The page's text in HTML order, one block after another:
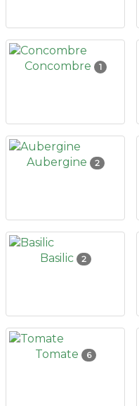
Concombre 1
Aubergine 2
Basilic 2
Tomate 6